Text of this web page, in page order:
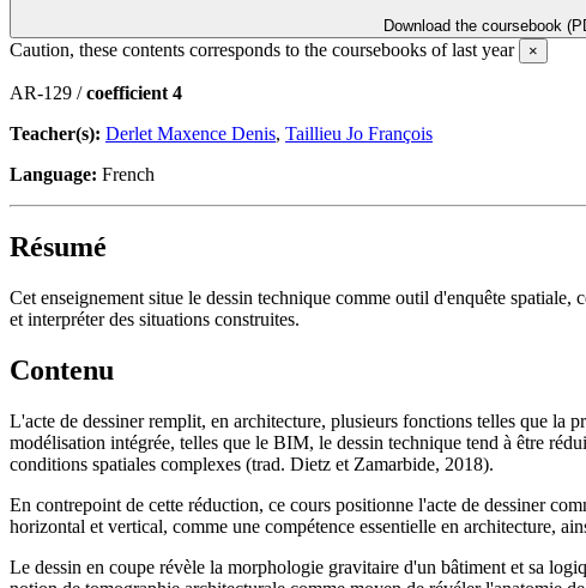
Download the coursebook
Caution, these contents corresponds to the coursebooks of last year ×
AR-129 /coefficient 4
Teacher(s): Derlet Maxence Denis, Taillieu Jo François
Language: French
Résumé
Cet enseignement situe le dessin technique comme outil d'enquête
et interpréter des situations construites.
Contenu
L'acte de dessiner remplit, en architecture, plusieurs fonctions telles que la
modélisation intégrée, telles que le BIM, le dessin technique tend à être
conditions spatiales complexes (trad. Dietz et Zamarbide, 2018).
En contrepoint de cette réduction, ce cours positionne l'acte de dessiner
horizontal et vertical, comme une compétence essentielle en architecture,
Le dessin en coupe révèle la morphologie gravitaire d'un bâtiment et sa